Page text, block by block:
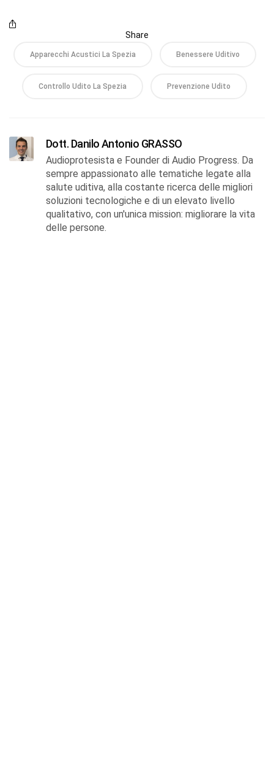
Share
Apparecchi Acustici La Spezia Benessere Uditivo
Controllo Udito La Spezia Prevenzione Udito
Dott. Danilo Antonio GRASSO
Audioprotesista e Founder di Audio Progress. Da
sempre appassionato alle tematiche legate alla
salute uditiva, alla costante ricerca delle migliori
soluzioni tecnologiche e di un elevato livello
qualitativo, con un'unica mission: migliorare la vita
delle persone.